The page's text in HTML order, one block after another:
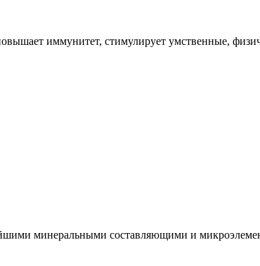
иммунитет, стимулирует умственные,
минеральными составляющими и